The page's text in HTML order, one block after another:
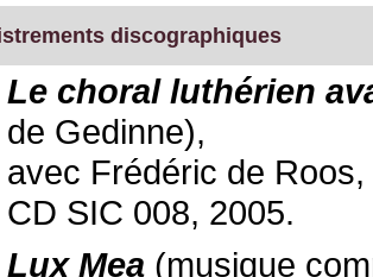
discographiques
Le choral luthérien
de Gedinne),
avec Frédéric de
CD SIC 008, 2005.
Lux Mea (musique